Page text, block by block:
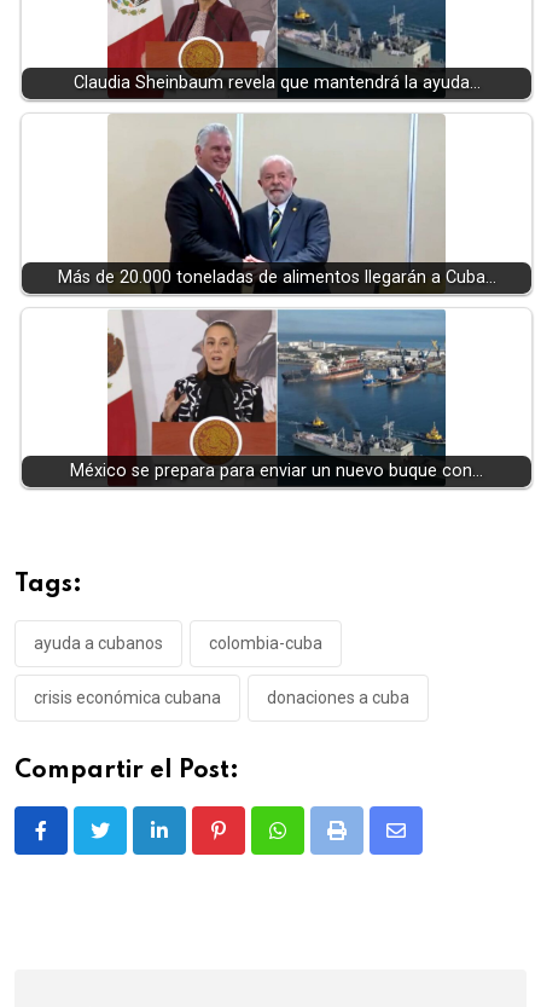
Claudia Sheinbaum revela que mantendrá la ayuda…
Más de 20.000 toneladas de alimentos llegarán a Cuba…
México se prepara para enviar un nuevo buque con…
Tags:
ayuda a cubanos colombia-cuba
crisis económica cubana donaciones a cuba
Compartir el Post:
LinkedIn PinterestWhatsappPrint
Share